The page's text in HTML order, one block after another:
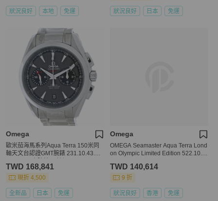
狀況良好 本地 免運 狀況良好 日本 免運
Omega
歐米茄海馬系列Aqua Terra 150米同
軸天文台認證GMT腕錶 231.10.43.52.
TWD 168,841
現折 4,500
全新品 日本 免運
Omega
OMEGA Seamaster Aqua Terra Lond
on Olympic Limited Edition 522.10.3
TWD 140,614
9 折
狀況良好 香港 免運